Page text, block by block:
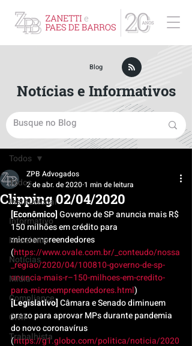
Post
Todos
Institucional
Informativo
Newsletter
Notícias
Mídia
Compliance
Civil
Trabalhista
Todos
Clipping 02/04/2020
ZPB Advogados
2 de abr. de 2020 1 min de leitura
[Econômico] Governo de SP anuncia mais R$
150 milhões em crédito para
microempreendedores
(https://www.ovale.com.br/_conteudo/nossa
_regiao/2020/04/100810-governo-de-sp-
anuncia-mais-r–150-milhoes-em-credito-
para-microempreendedores.html)
[Legislativo] Câmara e Senado diminuem
prazo para aprovar MPs durante pandemia
do novo coronavírus
(https://g1.globo.com/politica/noticia/2020
Blog
Notícias e Informativos